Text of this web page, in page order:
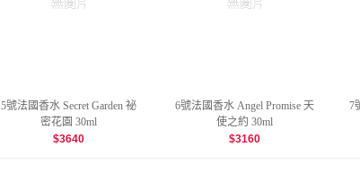
5號法國香水 Secret Garden 祕
密花園 30ml
$3640
6號法國香水 Angel Promise 天
使之約 30ml
$3160
7